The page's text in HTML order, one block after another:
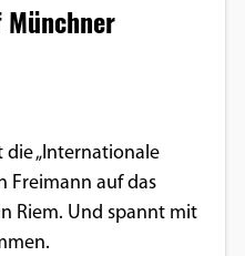
die „Internationale
Freimann auf das
Riem. Und spannt mit
die ausgewählten
des Benutzers